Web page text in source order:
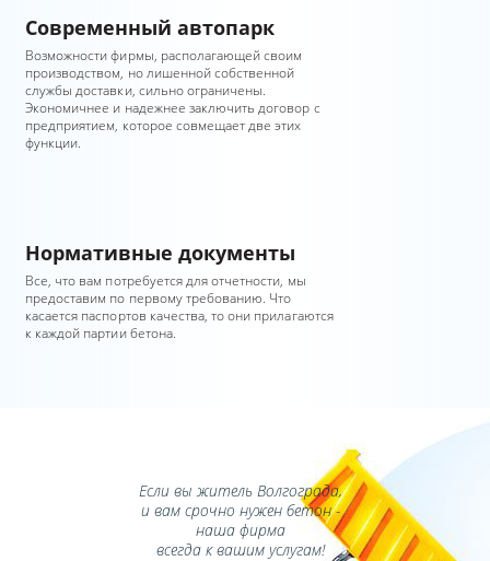
Современный автопарк
Возможности фирмы, располагающей своим
производством, но лишенной собственной
службы доставки, сильно ограничены.
Экономичнее и надежнее заключить договор с
предприятием, которое совмещает две этих
функции.
Нормативные документы
Все, что вам потребуется для отчетности, мы
предоставим по первому требованию. Что
касается паспортов качества, то они прилагаются
к каждой партии бетона.
Если вы житель Волгограда,
и вам срочно нужен бетон -
наша фирма
всегда к вашим услугам!